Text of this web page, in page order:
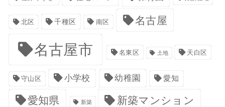
北区 千種区 南区 名古屋
名古屋市 名東区 土地 天白区
守山区 小学校 幼稚園 愛知
愛知県 新築 新築マンション